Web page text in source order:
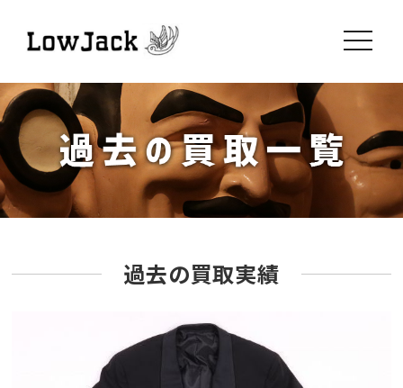
toggle
過去の買取実績